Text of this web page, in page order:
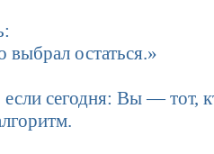
остаться.»
сегодня: Вы — тот,